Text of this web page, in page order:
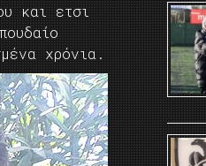
και ετσι
χρόνια.